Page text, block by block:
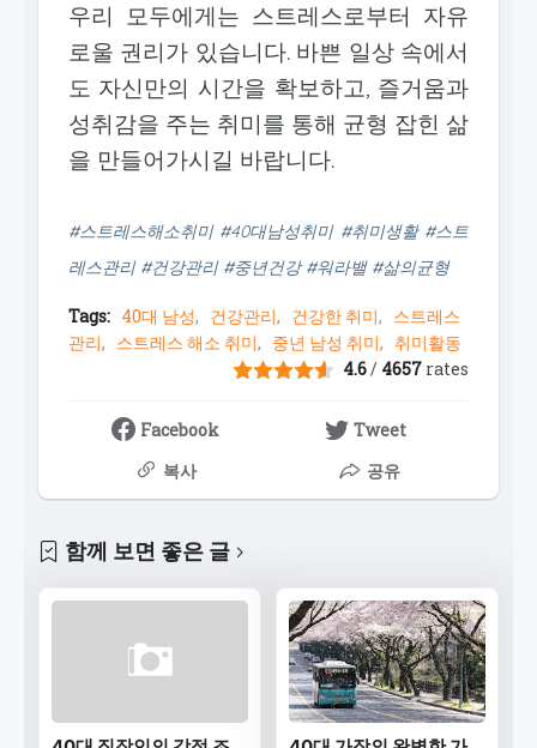
우리 모두에게는 스트레스로부터 자유
로울 권리가 있습니다. 바쁜 일상 속에서
도 자신만의 시간을 확보하고, 즐거움과
성취감을 주는 취미를 통해 균형 잡힌 삶
을 만들어가시길 바랍니다.
#스트레스해소취미 #40대남성취미 #취미생활 #스트
레스관리 #건강관리 #중년건강 #워라밸 #삶의균형
Tags: 40대 남성 건강관리 건강한 취미
스트레스
관리
스트레스 해소 취미 중년 남성 취미
취미활동
4.6/ 4657 rates
Facebook
Tweet
복사
공유
함께 보면 좋은 글